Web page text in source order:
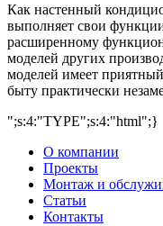
Как настенный
выполняет свои
расширенному
моделей других
моделей имеет
быту практически
";s:4:"TYPE";s:4:"html";}
О компании
Проекты
Монтаж и
Статьи
Контакты